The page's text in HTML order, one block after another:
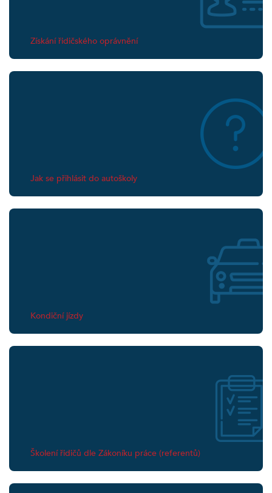
Získání řidičského oprávnění
Jak se přihlásit do autoškoly
Kondiční jízdy
Školení řidičů dle Zákoníku práce (referentů)